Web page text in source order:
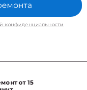
конфиденциальности
от 15